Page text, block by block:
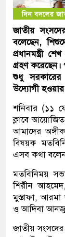
জাতীয়
বলেছেন,
প্রধানমন্ত্রী
গ্রহণ করেছেন।
শুধু সরকারের
উদ্যোগী হওয়ার
শনিবার (১১
ক্লাবে আয়োজিত
আমাদের
বিষয়ক
এসব কথা
মতবিনিময়
শিরীন
মুস্তাফা, আরমা
ও আদিবা
জাতীয়